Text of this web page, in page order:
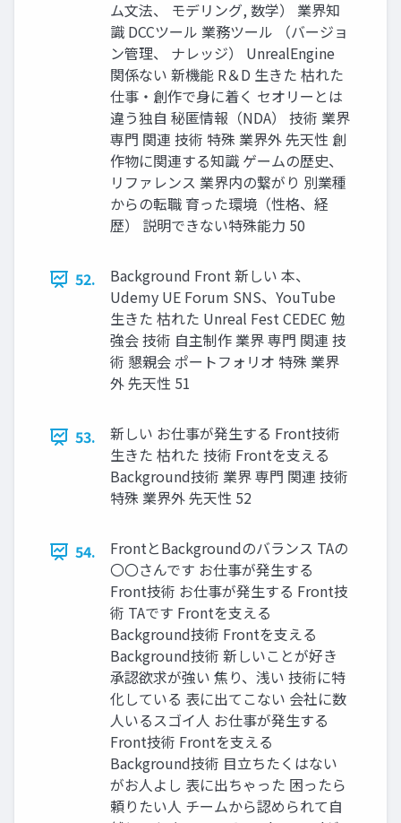
ム文法、 モデリング, 数学） 業界知
識 DCCツール 業務ツール （バージョ
ン管理、 ナレッジ） UnrealEngine
関係ない 新機能 R＆D 生きた 枯れた
仕事・創作で身に着く セオリーとは
違う独自 秘匿情報（NDA） 技術 業界
専門 関連 技術 特殊 業界外 先天性 創
作物に関連する知識 ゲームの歴史、
リファレンス 業界内の繋がり 別業種
からの転職 育った環境（性格、経
歴） 説明できない特殊能力 50
52.
Background Front 新しい 本、
Udemy UE Forum SNS、YouTube
生きた 枯れた Unreal Fest CEDEC 勉
強会 技術 自主制作 業界 専門 関連 技
術 懇親会 ポートフォリオ 特殊 業界
外 先天性 51
53.
新しい お仕事が発生する Front技術
生きた 枯れた 技術 Frontを支える
Background技術 業界 専門 関連 技術
特殊 業界外 先天性 52
54.
FrontとBackgroundのバランス TAの
〇〇さんです お仕事が発生する
Front技術 お仕事が発生する Front技
術 TAです Frontを支える
Background技術 Frontを支える
Background技術 新しいことが好き
承認欲求が強い 焦り、浅い 技術に特
化している 表に出てこない 会社に数
人いるスゴイ人 お仕事が発生する
Front技術 Frontを支える
Background技術 目立ちたくはない
がお人よし 表に出ちゃった 困ったら
頼りたい人 チームから認められて自